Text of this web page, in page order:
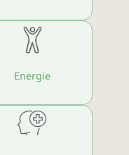
Energie